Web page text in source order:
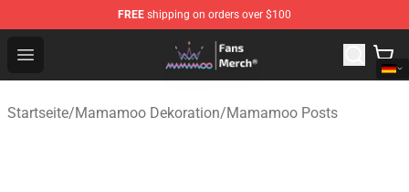
FREE shipping on orders over $100
Open menu
Mamamoo Store - Official Mamamoo Merchandise Shop
Startseite/Mamamoo Dekoration/Mamamoo Posts